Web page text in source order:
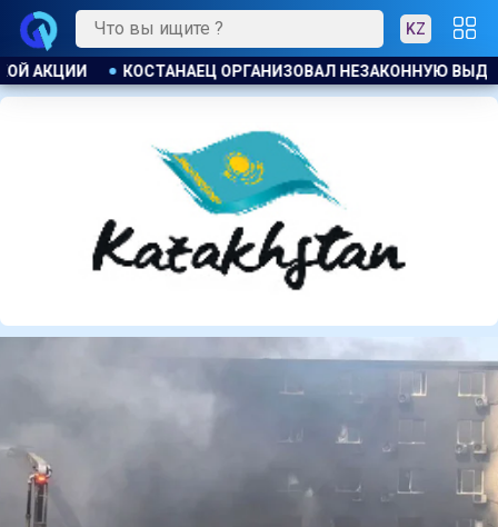
KZ
ВЫДАЧУ ЗАЙМОВ ПОД 120 % ГОДОВЫХ УЕФА